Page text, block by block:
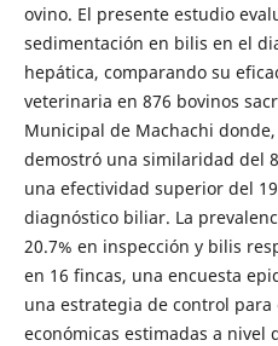
ovino. El presente estudio
sedimentación en bilis en el
hepática, comparando su
veterinaria en 876 bovinos
Municipal de Machachi
demostró una similaridad del
una efectividad superior del
diagnóstico biliar. La
20.7% en inspección y bilis
en 16 fincas, una encuesta
una estrategia de control
económicas estimadas a nivel